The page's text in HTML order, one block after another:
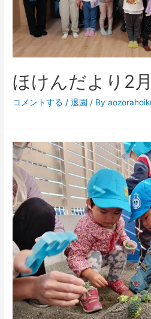
ほけんだより2月
コメントする /退園 / By